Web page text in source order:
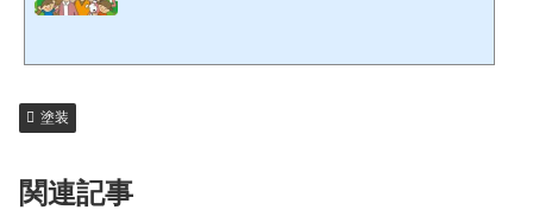
塗装
関連記事